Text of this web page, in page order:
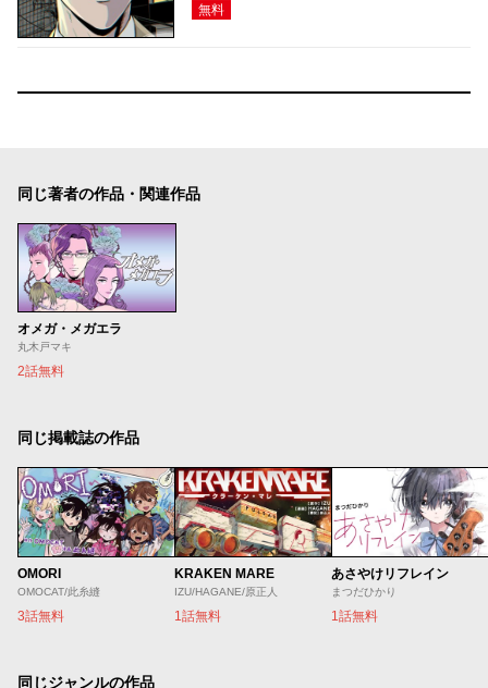
無料
同じ著者の作品・関連作品
オメガ・メガエラ
丸木戸マキ
2話無料
同じ掲載誌の作品
OMORI
OMOCAT/此糸縫
3話無料
KRAKEN MARE
IZU/HAGANE/原正人
1話無料
あさやけリフレイン
まつだひかり
1話無料
同じジャンルの作品